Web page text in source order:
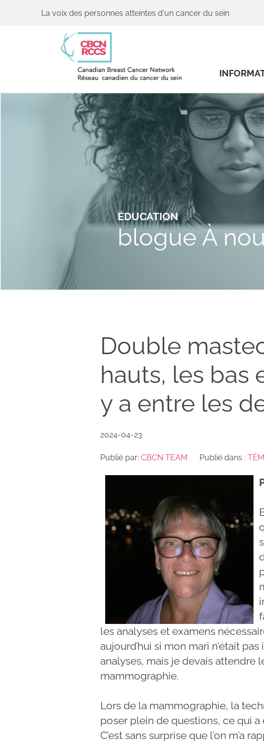
La voix des personnes atteintes d'un cancer du sein
ÉDUCATION
blogue À
Double
hauts, les bas
y a entre les
2024-04-23
Publié par: CBCN TEAM Publié dans :
les analyses et examens
aujourd’hui si mon mari n’était
analyses, mais je devais attendre
mammographie.
Lors de la mammographie, la
poser plein de questions, ce qui
C’est sans surprise que l’on m’a